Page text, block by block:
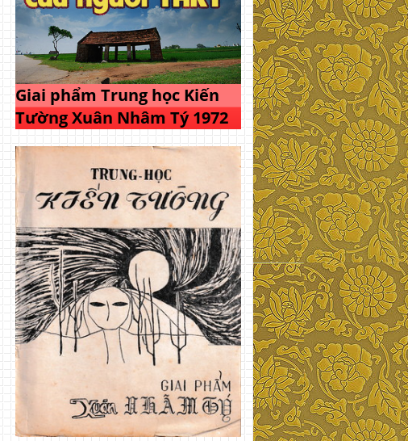
Giai phẩm Trung học Kiến
Tường Xuân Nhâm Tý 1972